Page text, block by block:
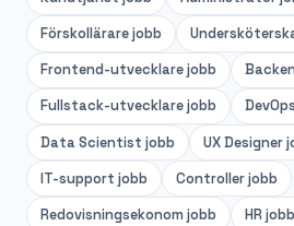
Förskollärarejobb
Frontend-utvecklarejobb
Fullstack-utvecklarejobb DevOps
Data Scientist jobb UX Designer
IT-support jobb Controllerjobb
Redovisningsekonom jobb HR jobb